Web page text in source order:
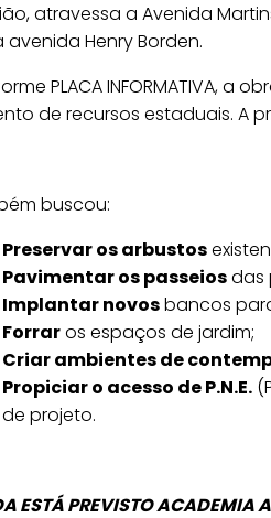
atravessa a Avenida
avenida Henry Borden.
PLACA INFORMATIVA, a
de recursos estaduais. A
buscou:
Preservar os arbustos
Pavimentar os passeiosdas
Implantar novosbancos
Forraros espaços de jardim;
Criar ambientes de
Propiciar o acesso de P.N.E.
de projeto.
ESTÁ PREVISTO ACADEMIA